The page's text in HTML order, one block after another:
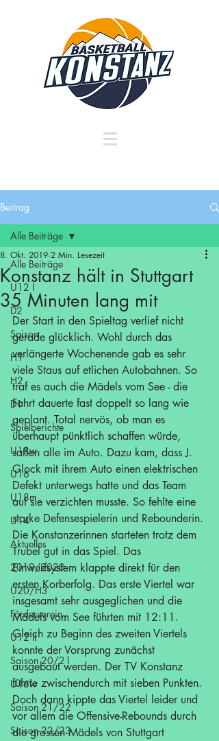
Beitrag
Alle Beiträge
U12 I
D2
Saison
H1
H2
D1
Spielberichte
U18w
U16
U18m
U14
Aktuelles
2019/2020
U20/H3
Förderverein
U12 II
Saison 20/21
U16w
Saison 21/22
Saison 22/23
Alle Beiträge
Konstanz hält in Stuttgart
35 Minuten lang mit
8. Okt. 2019 2 Min. Lesezeit
Der Start in den Spieltag verlief nicht
gerade glücklich. Wohl durch das
verlängerte Wochenende gab es sehr
viele Staus auf etlichen Autobahnen. So
traf es auch die Mädels vom See - die
Fahrt dauerte fast doppelt so lang wie
geplant. Total nervös, ob man es
überhaupt pünktlich schaffen würde,
saßen alle im Auto. Dazu kam, dass J.
Glock mit ihrem Auto einen elektrischen
Defekt unterwegs hatte und das Team
auf sie verzichten musste. So fehlte eine
starke Defensespielerin und Rebounderin.
Die Konstanzerinnen starteten trotz dem
Trubel gut in das Spiel. Das
Einwurfsystem klappte direkt für den
ersten Korberfolg. Das erste Viertel war
insgesamt sehr ausgeglichen und die
Mädels vom See führten mit 12:11.
Gleich zu Beginn des zweiten Viertels
konnte der Vorsprung zunächst
ausgebaut werden. Der TV Konstanz
führte zwischendurch mit sieben Punkten.
Doch dann kippte das Viertel leider und
vor allem die Offensive-Rebounds durch
die grossen Mädels von Stuttgart